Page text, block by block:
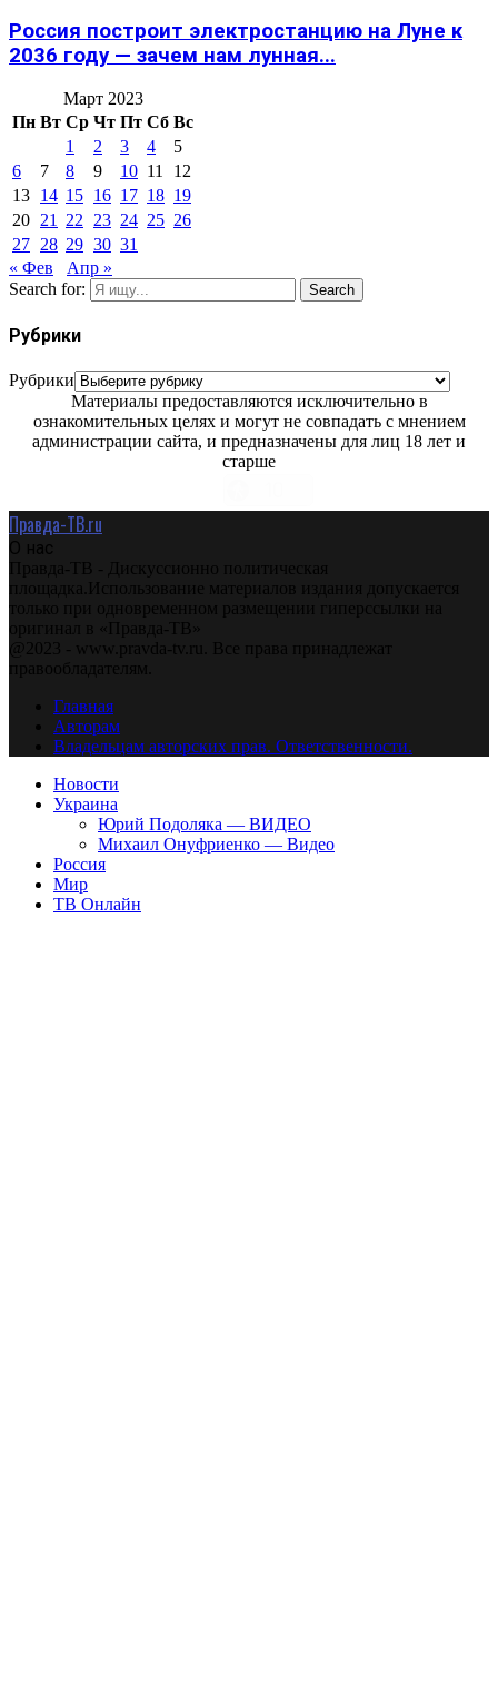
Россия построит электростанцию на Луне к
2036 году — зачем нам лунная...
Март 2023
Пн Вт Ср Чт Пт Сб Вс
1
2 3 4
5
6
7 8 9 10 11
12
13 14 15 16 17 18 19
20 21 22 23 24 25 26
27 28 29 30 31
« Фев
Апр »
Search for:
Search
Рубрики
Рубрики
Материалы предоставляются исключительно в
ознакомительных целях и могут не совпадать с мнением
администрации сайта, и предназначены для лиц 18 лет и
старше
Правда-ТВ.ru
О нас
Правда-ТВ - Дискуссионно политическая
площадка.Использование материалов издания допускается
только при одновременном размещении гиперссылки на
оригинал в «Правда-ТВ»
@2023 - www.pravda-tv.ru. Все права принадлежат
правообладателям.
Главная
Авторам
Владельцам авторских прав. Ответственности.
Новости
Украина
Юрий Подоляка — ВИДЕО
Михаил Онуфриенко — Видео
Россия
Мир
ТВ Онлайн